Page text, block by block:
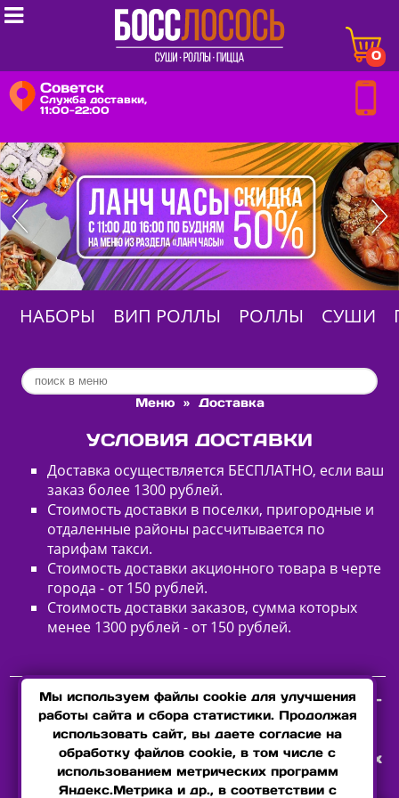
0
Советск
Служба доставки,
11:00-22:00

НАБОРЫ ВИП РОЛЛЫ РОЛЛЫ СУШИ
Меню» Доставка
УСЛОВИЯ ДОСТАВКИ
Доставка осуществляется БЕСПЛАТНО, если ваш
заказ более 1300 рублей.
Стоимость доставки в поселки, пригородные и
отдаленные районы рассчитывается по
тарифам такси.
Стоимость доставки акционного товара в черте
города - от 150 рублей.
Стоимость доставки заказов, сумма которых
менее 1300 рублей - от 150 рублей.
Среднее время ожидания заказа составляет 30-
60 минут.
Подробнее условия доставки узнавайте у наших
операторов по контактным телефонам
Мы используем файлы cookie для улучшения
работы сайта и сбора статистики. Продолжая
использовать сайт, вы даете согласие на
обработку файлов cookie, в том числе с
использованием метрических программ
Яндекс.Метрика и др., в соответствии с